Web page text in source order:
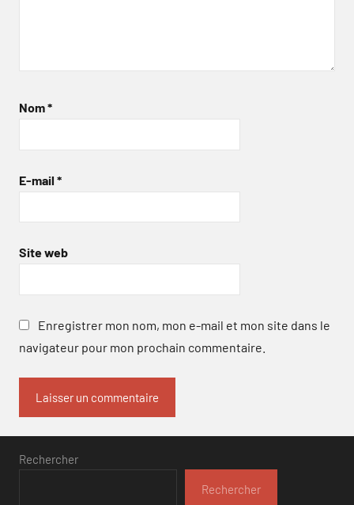
Nom*
E-mail *
Site web
Enregistrer mon nom, mon e-mail et mon site dans le
navigateur pour mon prochain commentaire.
Rechercher
Rechercher